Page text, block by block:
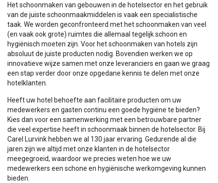
Het schoonmaken van gebouwen in de hotelsector en het gebruik
van de juiste schoonmaakmiddelen is vaak een specialistische
taak. We worden geconfronteerd met het schoonmaken van veel
(en vaak ook grote) ruimtes die allemaal tegelijk schoon en
hygiënisch moeten zijn. Voor het schoonmaken van hotels zijn
absoluut de juiste producten nodig. Bovendien werken we op
innovatieve wijze samen met onze leveranciers en gaan we graag
een stap verder door onze opgedane kennis te delen met onze
hotelklanten.
Heeft uw hotel behoefte aan facilitaire producten om uw
medewerkers en gasten continu een goede hygiëne te bieden?
Kies dan voor een samenwerking met een betrouwbare partner
die veel expertise heeft in schoonmaak binnen de hotelsector. Bij
Carel Lurvink hebben we al 130 jaar ervaring. Gedurende al die
jaren zijn we altijd met onze klanten in de hotelsector
meegegroeid, waardoor we precies weten hoe we uw
medewerkers een schone en hygiënische werkomgeving kunnen
bieden.